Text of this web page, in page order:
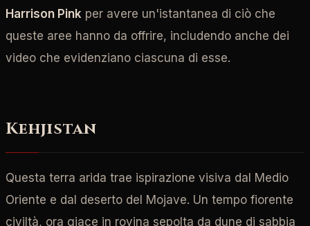
Harrison Pink per avere un'istantanea di ciò che
queste aree hanno da offrire, includendo anche dei
video che evidenziano ciascuna di esse.
Kehjistan
Questa terra arida trae ispirazione visiva dal Medio
Oriente e dal deserto del Mojave. Un tempo fiorente
civiltà, ora giace in rovina sepolta da dune di sabbia